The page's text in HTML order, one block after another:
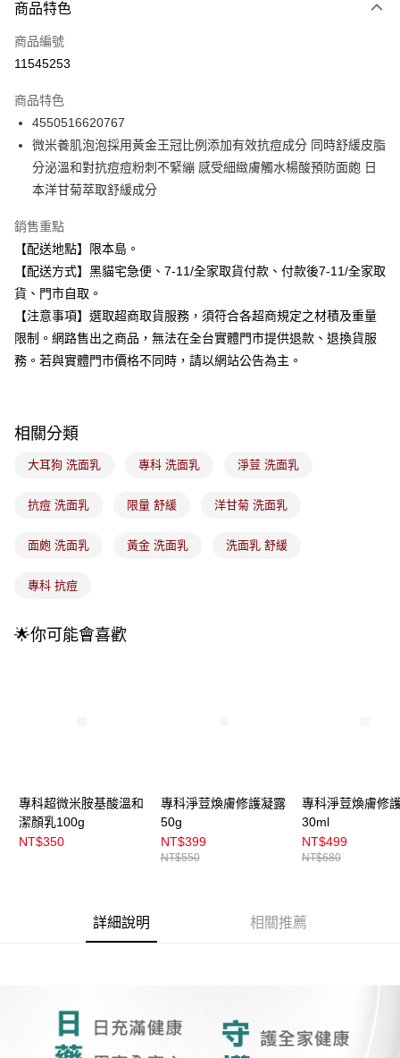
信用卡一次付款
信用卡分期付款
合作金庫商業銀行
華南商業銀行
上海商業儲蓄銀行
台北富邦商業銀行
國泰世華商業銀行
兆豐國際商業銀行
臺灣中小企業銀行
聯邦商業銀行
元大商業銀行
台新國際商業銀行
中國信託商業銀行
台灣樂天信用卡公司
LINE Pay
Apple Pay
悠遊付
Google Pay
全盈+PAY
大哥付你分期
相關說明
流程，驗證手機門號後，選擇欲分期的期數、繳款截止日，確認付款後即完
3.實際核准額度、可分期數及費用金額請依後續交易確認頁面所載為準。
消。如遇「轉專審核」未通過狀況，表示未達大哥付你分期系統評分，恕無
1.分期款項不併入電信帳單，「大哥付你分期」於每月結算日後寄送繳費提
2.透過簡訊連結打開帳單後，可選擇「超商條碼／台灣大直營門市／銀行轉
【注意事項】
1.本服務係由「台灣大哥大股份有限公司」（以下簡稱本公司）所提供，讓
運送方式
全家取貨付款
每筆NT$100，滿NT$899(含以上)免運費
7-11取貨付款
付款後7-11取貨
商品特色
商品編號
11545253
商品特色
4550516620767
微米養肌泡泡採用黃金王冠比例添加有效抗痘成分 同時舒緩皮脂
分泌溫和對抗痘痘粉刺不緊繃 感受細緻膚觸水楊酸預防面皰 日
本洋甘菊萃取舒緩成分
銷售重點
【配送地點】限本島。
【配送方式】黑貓宅急便、7-11/全家取貨付款、付款後7-11/全家取
貨、門市自取。
【注意事項】選取超商取貨服務，須符合各超商規定之材積及重量
限制。網路售出之商品，無法在全台實體門市提供退款、退換貨服
務。若與實體門市價格不同時，請以網站公告為主。
相關分類
大耳狗 洗面乳 專科 洗面乳 淨荳 洗面乳
抗痘 洗面乳 限量 舒緩 洋甘菊 洗面乳
面皰 洗面乳 黃金 洗面乳 洗面乳 舒緩
專科 抗痘
🌟你可能會喜歡
專科超微米胺基酸溫和
潔顏乳100g
NT$350
專科淨荳煥膚修護凝露
50g
NT$399
NT$550
專科淨荳煥膚修
30ml
NT$499
NT$680
詳細說明 相關推薦